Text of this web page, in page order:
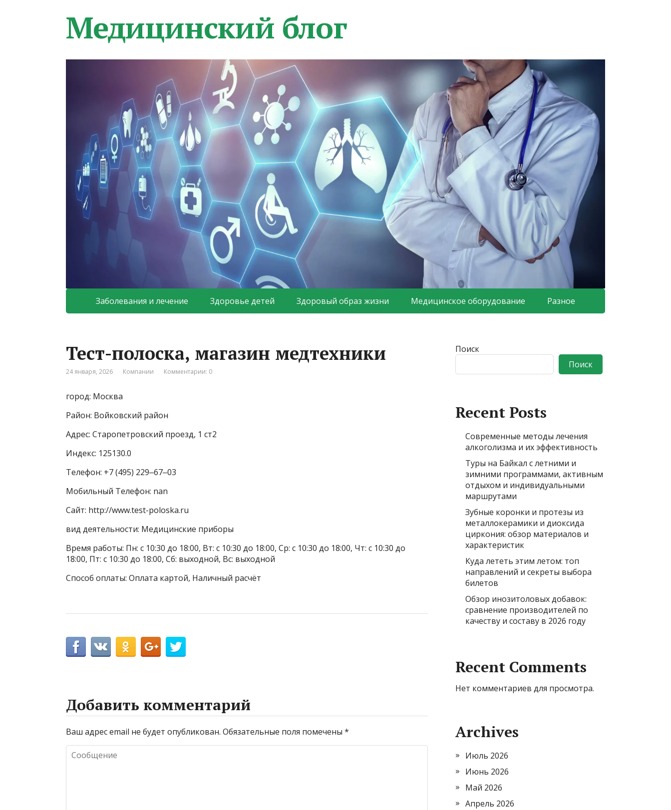
Медицинский блог
Заболевания и лечение Здоровье детей Здоровый образ жизни Медицинское оборудование Разное
Тест-полоска, магазин медтехники
24 января, 2026 Компании Комментарии: 0
город: Москва
Район: Войковский район
Адрес: Старопетровский проезд, 1 ст2
Индекс: 125130.0
Телефон: +7 (495) 229‒67‒03
Мобильный Телефон: nan
Сайт: http://www.test-poloska.ru
вид деятельности: Медицинские приборы
Время работы: Пн: с 10:30 до 18:00, Вт: с 10:30 до 18:00, Ср: с 10:30 до 18:00, Чт: с 10:30 до
18:00, Пт: с 10:30 до 18:00, Сб: выходной, Вс: выходной
Способ оплаты: Оплата картой, Наличный расчёт
Добавить комментарий
Ваш адрес email не будет опубликован. Обязательные поля помечены *
Поиск
Поиск
Recent Posts
Современные методы лечения
алкоголизма и их эффективность
Туры на Байкал с летними и
зимними программами, активным
отдыхом и индивидуальными
маршрутами
Зубные коронки и протезы из
металлокерамики и диоксида
циркония: обзор материалов и
характеристик
Куда лететь этим летом: топ
направлений и секреты выбора
билетов
Обзор инозитоловых добавок:
сравнение производителей по
качеству и составу в 2026 году
Recent Comments
Нет комментариев для просмотра.
Archives
Июль 2026
Июнь 2026
Май 2026
Апрель 2026